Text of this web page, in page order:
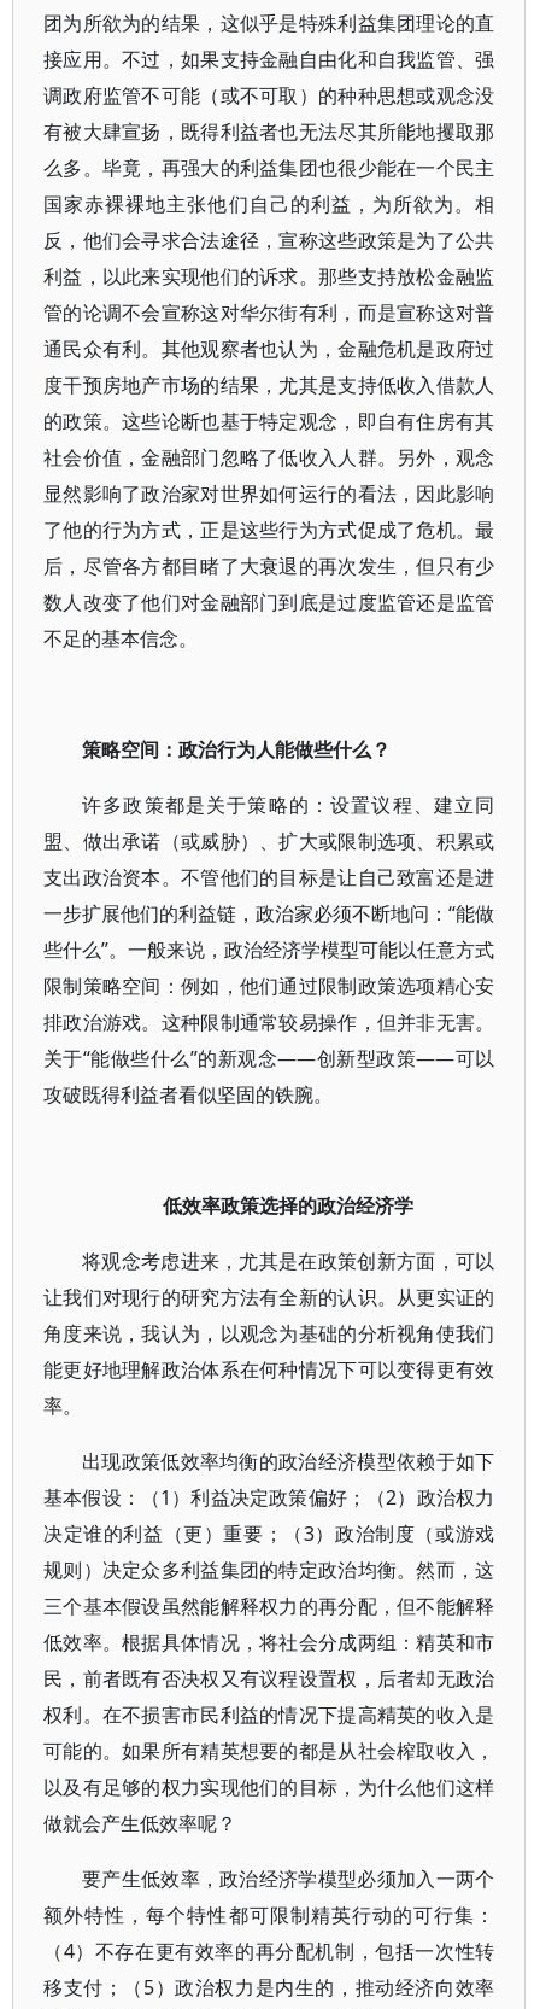
团为所欲为的结果，这似乎是特殊利益集团理论的直
接应用。不过，如果支持金融自由化和自我监管、强
调政府监管不可能（或不可取）的种种思想或观念没
有被大肆宣扬，既得利益者也无法尽其所能地攫取那
么多。毕竟，再强大的利益集团也很少能在一个民主
国家赤裸裸地主张他们自己的利益，为所欲为。相
反，他们会寻求合法途径，宣称这些政策是为了公共
利益，以此来实现他们的诉求。那些支持放松金融监
管的论调不会宣称这对华尔街有利，而是宣称这对普
通民众有利。其他观察者也认为，金融危机是政府过
度干预房地产市场的结果，尤其是支持低收入借款人
的政策。这些论断也基于特定观念，即自有住房有其
社会价值，金融部门忽略了低收入人群。另外，观念
显然影响了政治家对世界如何运行的看法，因此影响
了他的行为方式，正是这些行为方式促成了危机。最
后，尽管各方都目睹了大衰退的再次发生，但只有少
数人改变了他们对金融部门到底是过度监管还是监管
不足的基本信念。
策略空间：政治行为人能做些什么？
许多政策都是关于策略的：设置议程、建立同
盟、做出承诺（或威胁）、扩大或限制选项、积累或
支出政治资本。不管他们的目标是让自己致富还是进
一步扩展他们的利益链，政治家必须不断地问：“能做
些什么”。一般来说，政治经济学模型可能以任意方式
限制策略空间：例如，他们通过限制政策选项精心安
排政治游戏。这种限制通常较易操作，但并非无害。
关于“能做些什么”的新观念——创新型政策——可以
攻破既得利益者看似坚固的铁腕。
低效率政策选择的政治经济学
将观念考虑进来，尤其是在政策创新方面，可以
让我们对现行的研究方法有全新的认识。从更实证的
角度来说，我认为，以观念为基础的分析视角使我们
能更好地理解政治体系在何种情况下可以变得更有效
率。
出现政策低效率均衡的政治经济模型依赖于如下
基本假设：（1）利益决定政策偏好；（2）政治权力
决定谁的利益（更）重要；（3）政治制度（或游戏
规则）决定众多利益集团的特定政治均衡。然而，这
三个基本假设虽然能解释权力的再分配，但不能解释
低效率。根据具体情况，将社会分成两组：精英和市
民，前者既有否决权又有议程设置权，后者却无政治
权利。在不损害市民利益的情况下提高精英的收入是
可能的。如果所有精英想要的都是从社会榨取收入，
以及有足够的权力实现他们的目标，为什么他们这样
做就会产生低效率呢？
要产生低效率，政治经济学模型必须加入一两个
额外特性，每个特性都可限制精英行动的可行集：
（4）不存在更有效率的再分配机制，包括一次性转
移支付；（5）政治权力是内生的，推动经济向效率